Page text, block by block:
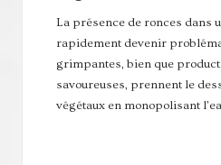
La présence de ronces dans
rapidement devenir
grimpantes, bien que
savoureuses, prennent le
végétaux en monopolisant